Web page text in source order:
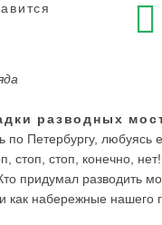
разводных
по Петербургу,
стоп, стоп, конечно,
придумал разводить
как набережные